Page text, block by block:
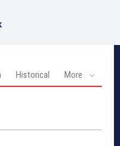
Historical More